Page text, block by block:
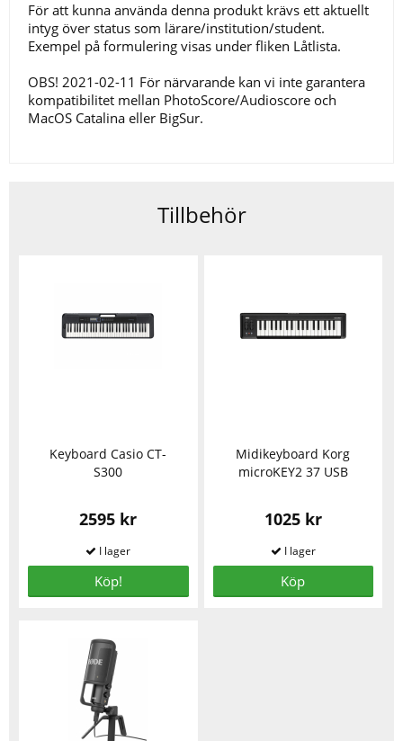
För att kunna använda denna produkt krävs ett aktuellt
intyg över status som lärare/institution/student.
Exempel på formulering visas under fliken Låtlista.
OBS! 2021-02-11 För närvarande kan vi inte garantera
kompatibilitet mellan PhotoScore/Audioscore och
MacOS Catalina eller BigSur.
Tillbehör
Keyboard Casio CT-
S300
2595 kr
Köp!
Midikeyboard Korg
microKEY2 37 USB
1025 kr
Köp